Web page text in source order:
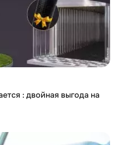
: двойная выгода на